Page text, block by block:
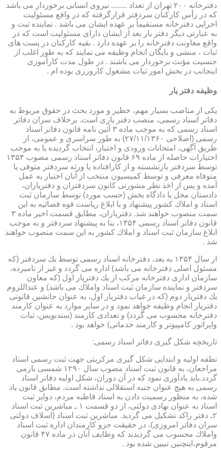
دفترخانه ۲۰۰ تهران از تعداد ........ نیروی انسانی برخوردار می باشد
که در رأس کارکنان سردفتر قرارگرفته که در واقع مسئولیت
اجرایی دفترخانه مستقیماً بر عهده ایشان می باشد . نماینده ثبت و
به عبارتی دیگر دفتر یار بعد از ایشان دارای مسئولیت است که در
واقع معاونت دفترخانه را بر عهده دارد . بقیه کارکنان در پست های
ثبات ، منشی و بایگان انجام وظیفه می نمایند که به طور اغلب از
جنسیت مؤنث برخوردار می باشند . در طول مدت کارآموزی
اینجانب در بخش امور ثبات مشغول کارورزی بوده ام .
وظیفه دفتر یار
یكی از مناصب بسیار مهم، خطیر و مورد بحث در حقوق مربوط به
دفاتر اسناد رسمی، منصب دفتر یاری است. برخلاف سران دفاتر
اسناد رسمی كه به موجب ماده ۳ آئین نامه قانون دفاتر اسناد
رسمی (اصلاحی ۲۷/۱۱/۱۳۶۰) به طور سراسری و عمومی، از
طریق آگهی، امتحانات ورودی و اختبار، انتخاب گردیده یا به موجب
اختیارات حاصله از ماده ۶۹ قانون دفاتر اسناد رسمی مصوب ۱۳۵۴
توسط سردفتر بازنشسته و از كارافتاده یا ورثه سردفتر متوفی یا
متوفاه معرفی و توسط كمیسیون منتخب از آنان اختبار به عمل
آمده و پس از اخذ نظر مشورتی كانون سردفتران و دفتریاران،
دادستان محل یا دادگاه بخش (حسب مورد) توسط سازمان ثبت
اسناد و املاك كشور پیشنهاد و با ابلاغ ریاست قوه قضائیه به این
سمت منصوب خواهند شد. دفتریاران، مطابق قسمت اخیر ماده ۳
قانون دفاتر اسناد رسمی ۱۳۵۴، بنا به پیشنهاد سردفتر و به موجب
ابلاغ سازمان ثبت اسناد و املاك كشور به این سمت منصوب خواهند
شد .
از سال ۱۳۵۴ به بعد، دفترخانه اسناد رسمی توسط یك سردفتر (كه
مسئول اصلی دفترخانه می باشد) اداره می گردد و غیر از نامبرده،
سازمان اداری دفترخانه مركب از یك دفتریار اول (كه معاون
سردفتر و نماینده سازمان ثبت اسناد واملاك می باشد) و عنداللزوم
یك دفتریار دوم (كه در غیاب دفتریار اول، به عنوان جانشین قانونی
دفتریار انجام وظیفه خواهد نمود و در سایر موارد به عنوان كارمند
دفترخانه محسوب می گردد) و تعدادی كارمند (سندنویس، ثبات
واپراتور كامپیوتر و كارمند خدماتی) خواهد بود .
تاریخچه شكل گیری دفاتر اسناد رسمی:
نطفه اولیه و ابتدایی شكل گیری مركزیتی جهت ثبت رسمی اسناد
مراجعان، به قانون ثبت اسناد مصوب سال ۱۲۹۰ شمسی بازمی
گردد.باید یادآوری نمود كه در آن دوران، شكل اولیه دفاتر اسناد
رسمی به هیچ عنوان جنبه استقلالی نداشته است. مطابق قانون یاد
شده، به منظور رسمیت دادن به اسناد قاطبه مردم، دوایر ثبت
اسناد به عنوان نهادی دولتی، از دو قسمت ۱ ـ مباشرین ثبت اسناد
۲ـ دفتر راكد تشكیل می گردید. مباشرین ثبت اسناد (اسلاف دولتی
سران دفاتر امروزی)، در حقیقت جزو كارمندان اداره ثبت اسناد
واملاك محسوب می گردیدند كه وظایف آنان در ماده ۴۷ قانون
مرقوم،اینچنین تبیین شده بود .